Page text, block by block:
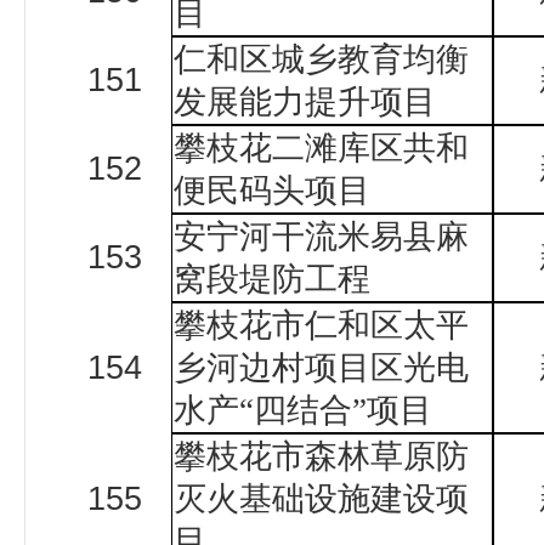
目
151
仁和区城乡教育均衡
发展能力提升项目
152
攀枝花二滩库区共和
便民码头项目
153
安宁河干流米易县麻
窝段堤防工程
154
攀枝花市仁和区太平
乡河边村项目区光电
水产“四结合”项目
155
攀枝花市森林草原防
灭火基础设施建设项